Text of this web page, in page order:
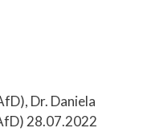
Dr. Daniela
28.07.2022